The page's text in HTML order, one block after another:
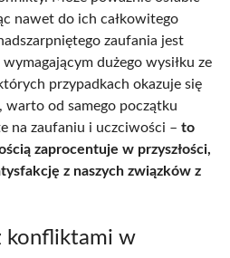
nawet do ich całkowitego
zaufania jest
dużego wysiłku ze
przypadkach okazuje się
od samego początku
na zaufaniu i uczciwości – to
zaprocentuje w przyszłości,
z naszych związków z
konfliktami w